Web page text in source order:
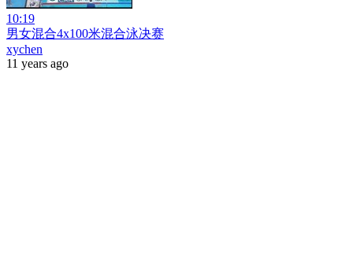
10:19
男女混合4x100米混合泳决赛
xychen
11 years ago